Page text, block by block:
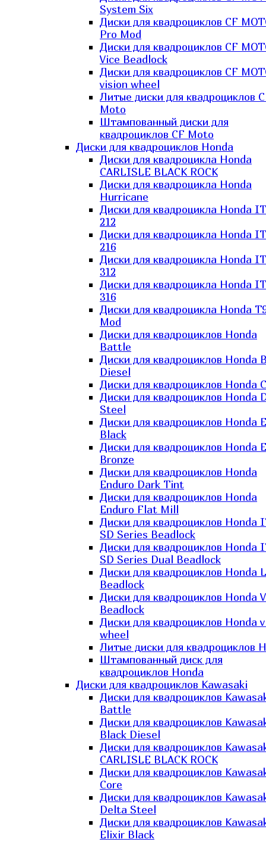
System Six
Диски для квадроциклов CF
Pro Mod
Диски для квадроциклов CF
Vice Beadlock
Диски для квадроциклов CF
vision wheel
Литые диски для квадроциклов
Moto
Штампованный диски для
квадроциклов CF Moto
Диски для квадроциклов Honda
Диски для квадроцикла Honda
CARLISLE BLACK ROCK
Диски для квадроцикла Honda
Hurricane
Диски для квадроцикла Honda
212
Диски для квадроцикла Honda
216
Диски для квадроцикла Honda
312
Диски для квадроцикла Honda
316
Диски для квадроцикла Honda
Mod
Диски для квадроциклов Honda
Battle
Диски для квадроциклов Honda
Diesel
Диски для квадроциклов Honda
Диски для квадроциклов Honda
Steel
Диски для квадроциклов Honda
Black
Диски для квадроциклов Honda
Bronze
Диски для квадроциклов Honda
Enduro Dark Tint
Диски для квадроциклов Honda
Enduro Flat Mill
Диски для квадроциклов Honda
SD Series Beadlock
Диски для квадроциклов Honda
SD Series Dual Beadlock
Диски для квадроциклов Honda
Beadlock
Диски для квадроциклов Honda
Beadlock
Диски для квадроциклов Honda
wheel
Литые диски для квадроциклов
Штампованный диск для
квадроциклов Honda
Диски для квадроциклов Kawasaki
Диски для квадроциклов
Battle
Диски для квадроциклов
Black Diesel
Диски для квадроциклов
CARLISLE BLACK ROCK
Диски для квадроциклов
Core
Диски для квадроциклов
Delta Steel
Диски для квадроциклов
Elixir Black